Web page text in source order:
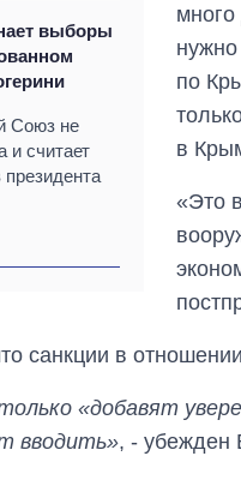
выборы
Союз не
и считает
много
по
в
«Это
санкции в
«добавят
вводить», - убежден